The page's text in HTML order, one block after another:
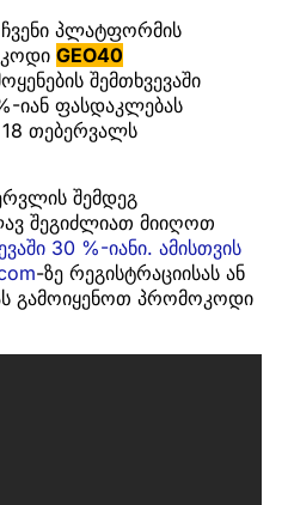
პლატფორმის
GEO40
შემთხვევაში
იან ფასდაკლებას
18 თებერვალს
შემდეგ
შეგიძლიათ მიიღოთ
30 %-იანი. ამისთვის
-ზე რეგისტრაციისას ან
გამოიყენოთ პრომოკოდი